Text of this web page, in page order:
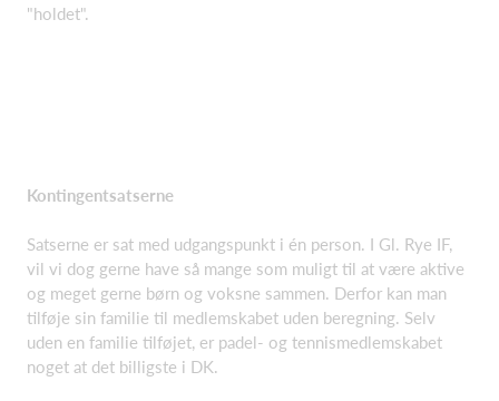
"holdet".
Kontingentsatserne
Satserne er sat med udgangspunkt i én person. I Gl. Rye IF,
vil vi dog gerne have så mange som muligt til at være aktive
og meget gerne børn og voksne sammen. Derfor kan man
tilføje sin familie til medlemskabet uden beregning. Selv
uden en familie tilføjet, er padel- og tennismedlemskabet
noget at det billigste i DK.